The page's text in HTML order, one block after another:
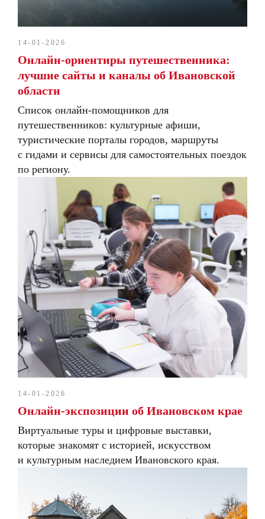
14-01-2026
Онлайн-ориентиры путешественника:
лучшие сайты и каналы об Ивановской
области
Список онлайн-помощников для
путешественников: культурные афиши,
туристические порталы городов, маршруты
с гидами и сервисы для самостоятельных поездок
по региону.
14-01-2026
Онлайн-экспозиции об Ивановском крае
Виртуальные туры и цифровые выставки,
которые знакомят с историей, искусством
и культурным наследием Ивановского края.